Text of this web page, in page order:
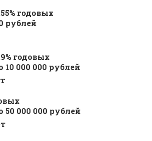
годовых
рублей
годовых
10 000 000 рублей
50 000 000 рублей